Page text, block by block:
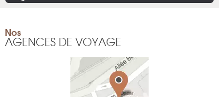
Nos
AGENCES DE VOYAGE